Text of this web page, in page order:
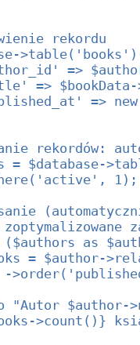
rekordu
=>
=>
=> new
rekordów:
= $database-
1);
($authors as
= $author-
-
"Autor $author-
>count()}